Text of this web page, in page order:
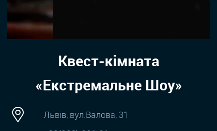
Квест-кімната
«Екстремальне Шоу»
Львів, вул.Валова, 31